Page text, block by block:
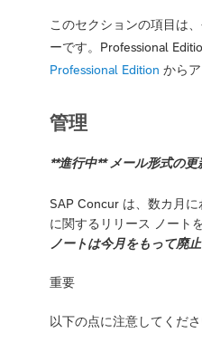
このセクションの項目は
ーです。Professional
Professional Edition から
管理
**進行中** メール形式の更
SAP Concur は、数カ月
に関するリリース ノート
ノートは今月をもって廃
重要
以下の点に注意してくださ